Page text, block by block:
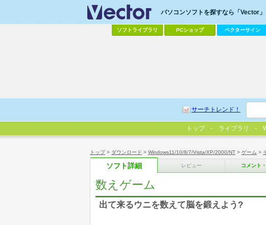
トップ> ダウンロード > Windows11/10/8/7/Vista/XP/2000/NT > ゲーム >
ソフト詳細 レビュー コメント
数えゲーム
出て来るウニを数えて脳を鍛えよう?
パソコンソフトを探すなら「Vector」
ソフトライブラリ PCショップ ベクターサイン
サーチトレンド！
トップ ライブラリ